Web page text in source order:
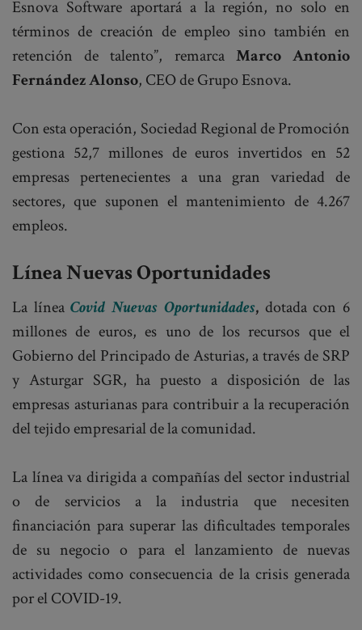
Esnova Software aportará a la región, no solo en
términos de creación de empleo sino también en
retención de talento”, remarca Marco Antonio
Fernández Alonso, CEO de Grupo Esnova.
Con esta operación, Sociedad Regional de Promoción
gestiona 52,7 millones de euros invertidos en 52
empresas pertenecientes a una gran variedad de
sectores, que suponen el mantenimiento de 4.267
empleos.
Línea Nuevas Oportunidades
La líneaCovid Nuevas Oportunidades,dotada con 6
millones de euros, es uno de los recursos que el
Gobierno del Principado de Asturias, a través de SRP
y Asturgar SGR, ha puesto a disposición de las
empresas asturianas para contribuir a la recuperación
del tejido empresarial de la comunidad.
La línea va dirigida a compañías del sector industrial
o de servicios a la industria que necesiten
financiación para superar las dificultades temporales
de su negocio o para el lanzamiento de nuevas
actividades como consecuencia de la crisis generada
por el COVID-19.